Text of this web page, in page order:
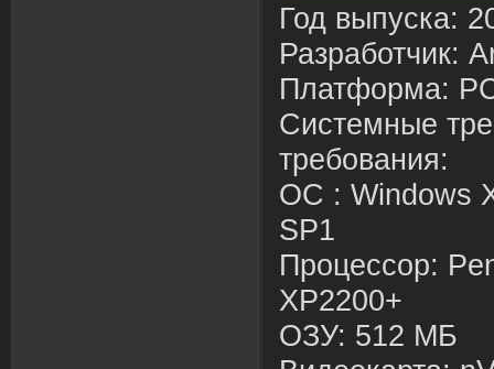
Год выпуска:
Разработчик:
Платформа:
Системные
требования:
ОС : Windows
SP1
Процессор:
XP2200+
ОЗУ: 512 МБ